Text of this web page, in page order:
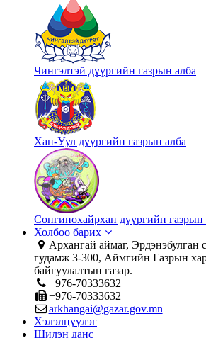
Чингэлтэй дүүргийн газрын алба
Хан-Уул дүүргийн газрын алба
Сонгинохайрхан дүүргийн газрын
Холбоо барих
Архангай аймаг,
гудамж 3-300, Аймгийн Газрын
байгуулалтын газар.
+976-70333632
+976-70333632
arkhangai@gazar.gov.mn
Хэлэлцүүлэг
Шилэн данс